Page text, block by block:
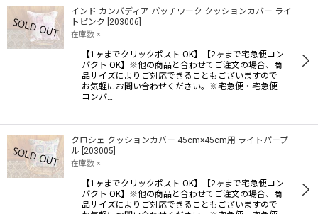
インド カンバディア パッチワーク クッションカバー ライ
トピンク 203006
在庫数 ×
【1ヶまでクリックポスト OK】【2ヶまで宅急便コン
パクト OK】※他の商品と合わせてご注文の場合、商
品サイズによりご対応できることもございますので
お気軽にお問い合わせください。※宅急便・宅急便
コンパ…
クロシェ クッションカバー 45cm×45cm用 ライトパープ
ル 203005
在庫数 ×
【1ヶまでクリックポスト OK】【2ヶまで宅急便コン
パクト OK】※他の商品と合わせてご注文の場合、商
品サイズによりご対応できることもございますので